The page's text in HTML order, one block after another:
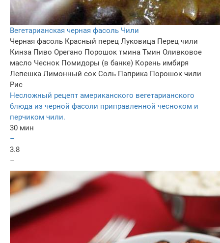
Вегетарианская черная фасоль Чили
Черная фасоль Красный перец Луковица Перец чили
Кинза Пиво Орегано Порошок тмина Тмин Оливковое
масло Чеснок Помидоры (в банке) Корень имбиря
Лепешка Лимонный сок Соль Паприка Порошок чили
Рис
Несложный рецепт американского вегетарианского
блюда из черной фасоли приправленной чесноком и
перчиком чили.
30 мин
–
3.8
–